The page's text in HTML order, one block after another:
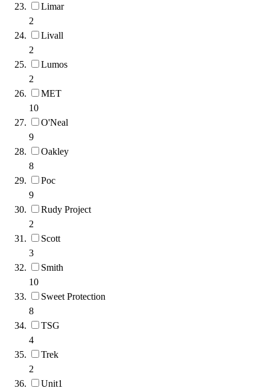
Limar
2
Livall
2
Lumos
2
MET
10
O'Neal
9
Oakley
8
Poc
9
Rudy Project
2
Scott
3
Smith
10
Sweet Protection
8
TSG
4
Trek
2
Unit1